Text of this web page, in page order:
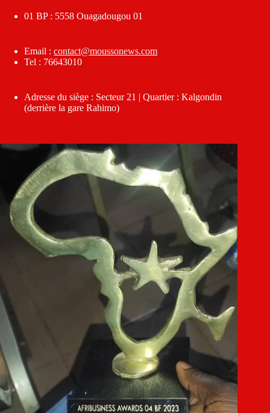
01 BP : 5558 Ouagadougou 01
Email : contact@moussonews.com
Tel : 76643010
Adresse du siège : Secteur 21 | Quartier : Kalgondin
(derrière la gare Rahimo)